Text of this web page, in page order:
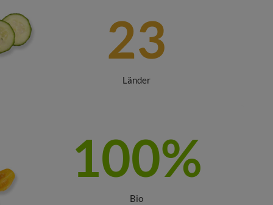
23
Länder
100%
Bio